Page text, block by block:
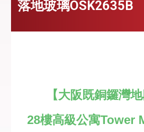
落地玻璃OSK2635B
【大阪既銅鑼灣地
28樓高級公寓Tower